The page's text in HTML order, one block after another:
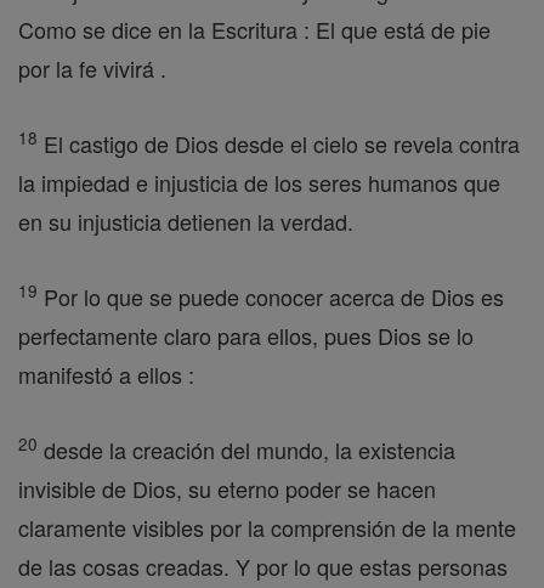
Como se dice en la Escritura : El que está de pie
por la fe vivirá .
18 El castigo de Dios desde el cielo se revela contra
la impiedad e injusticia de los seres humanos que
en su injusticia detienen la verdad.
19 Por lo que se puede conocer acerca de Dios es
perfectamente claro para ellos, pues Dios se lo
manifestó a ellos :
20 desde la creación del mundo, la existencia
invisible de Dios, su eterno poder se hacen
claramente visibles por la comprensión de la mente
de las cosas creadas. Y por lo que estas personas